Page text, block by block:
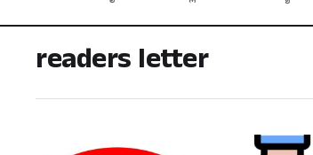
readers letter